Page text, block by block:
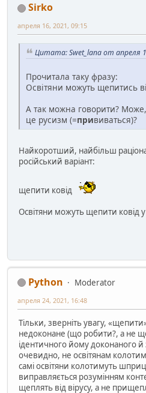
Sirko
апреля 16, 2021, 09:15
Цитата: Swet_lana от апреля
Прочитала таку фразу:
Освітяни можуть щепитись
А так можна говорити? Може,
це русизм (=прививаться)?
Найкоротший, найбільш
російський варіант:
щепити ковід
Освітяни можуть щепити ковід
Python
Moderator
апреля 24, 2021, 16:48
Тільки, зверніть увагу,
недоконане (що робити?, а не
ідентичного йому доконаного й
очевидно, не освітянам
самі освітяни колотимуть
виправляється розумінням
щеплять від вірусу, а не